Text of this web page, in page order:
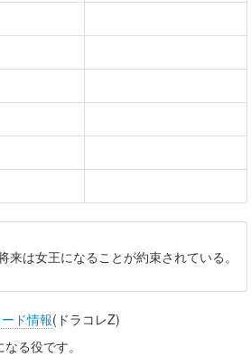
来は女王になることが約束されている。
ド情報(ドラコレZ)
る役です。